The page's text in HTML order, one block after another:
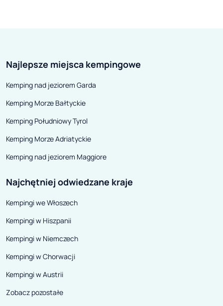
Najlepsze miejsca kempingowe
Kemping nad jeziorem Garda
Kemping Morze Bałtyckie
Kemping Południowy Tyrol
Kemping Morze Adriatyckie
Kemping nad jeziorem Maggiore
Najchętniej odwiedzane kraje
Kempingi we Włoszech
Kempingi w Hiszpanii
Kempingi w Niemczech
Kempingi w Chorwacji
Kempingi w Austrii
Zobacz pozostałe